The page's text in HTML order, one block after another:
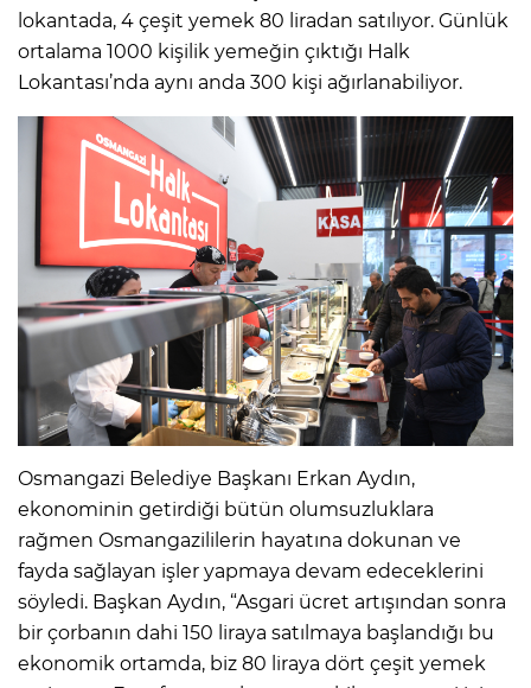
lokantada, 4 çeşit yemek 80 liradan satılıyor. Günlük
ortalama 1000 kişilik yemeğin çıktığı Halk
Lokantası’nda aynı anda 300 kişi ağırlanabiliyor.
Osmangazi Belediye Başkanı Erkan Aydın,
ekonominin getirdiği bütün olumsuzluklara
rağmen Osmangazililerin hayatına dokunan ve
fayda sağlayan işler yapmaya devam edeceklerini
söyledi. Başkan Aydın, “Asgari ücret artışından sonra
bir çorbanın dahi 150 liraya satılmaya başlandığı bu
ekonomik ortamda, biz 80 liraya dört çeşit yemek